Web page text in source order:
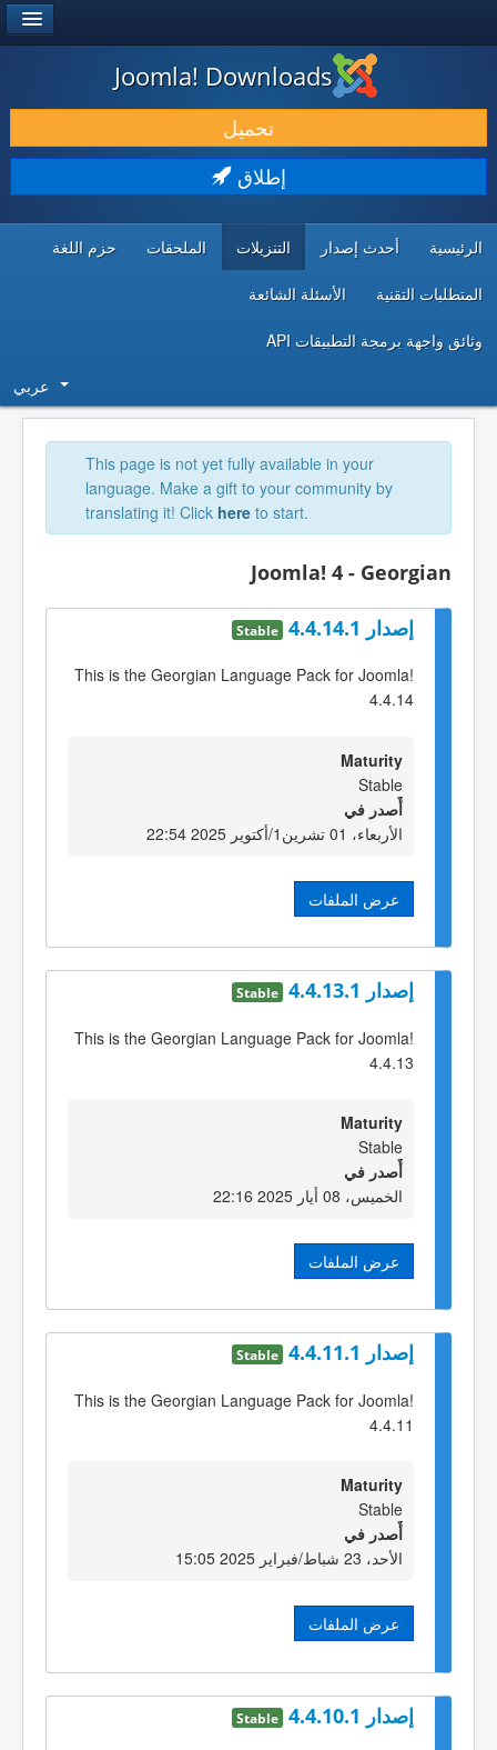
حمل & ومدد
اكتشف & تعلم
Joomla! Downloads
تحميل
إطلاق
الرئيسية أحدث إصدار التنزيلات الملحقات حزم اللغة
المتطلبات التقنية الأسئلة الشائعة
وثائق واجهة برمجة التطبيقات API
عربي
This page is not yet fully available in your
language. Make a gift to your community by
translating it! Click here to start.
Joomla! 4 - Georgian
إصدار 4.4.14.1 Stable
This is the Georgian Language Pack for Joomla!
4.4.14
Maturity
Stable
أٌصدر في
الأربعاء، 01 تشرين1/أكتوير 2025 22:54
عرض الملفات
إصدار 4.4.13.1 Stable
This is the Georgian Language Pack for Joomla!
4.4.13
Maturity
Stable
أٌصدر في
الخميس، 08 أيار 2025 22:16
عرض الملفات
إصدار 4.4.11.1 Stable
This is the Georgian Language Pack for Joomla!
4.4.11
Maturity
Stable
أٌصدر في
الأحد، 23 شباط/فبراير 2025 15:05
عرض الملفات
إصدار 4.4.10.1 Stable